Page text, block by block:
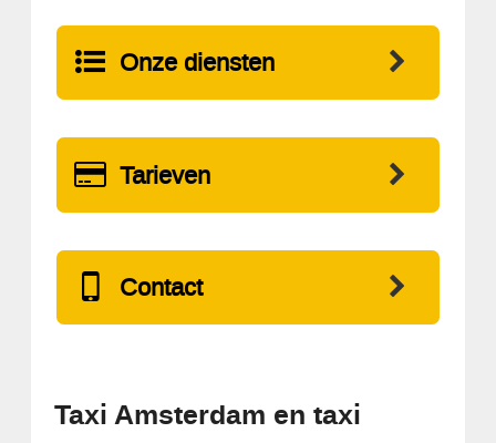
Onze diensten
Tarieven
Contact
Taxi Amsterdam en taxi